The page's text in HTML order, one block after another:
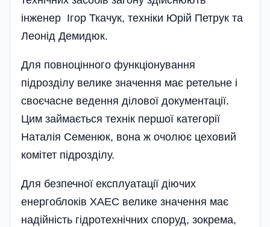
інженер Ігор Ткачук, техніки Юрій Петрук та
Леонід Демидюк.
Для повноцінного функціонування
підрозділу велике значення має ретельне і
своєчасне ведення ділової документації.
Цим займається технік першої категорії
Наталія Семенюк, вона ж очолює цеховий
комі­тет підрозділу.
Для безпечної експлуатації діючих
енергоблоків ХАЕС велике значення має
надійність гідротехнічних споруд, зокрема,